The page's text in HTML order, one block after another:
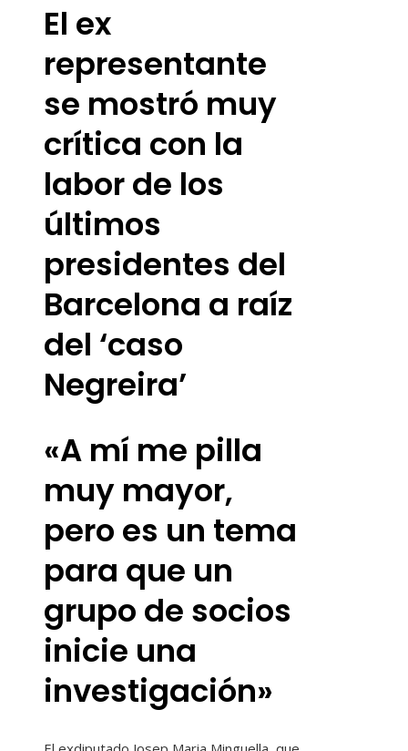
El ex
representante
se mostró muy
crítica con la
labor de los
últimos
presidentes del
Barcelona a raíz
del ‘caso
Negreira’
«A mí me pilla
muy mayor,
pero es un tema
para que un
grupo de socios
inicie una
investigación»